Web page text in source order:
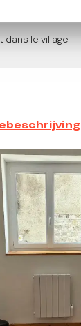
dans le village